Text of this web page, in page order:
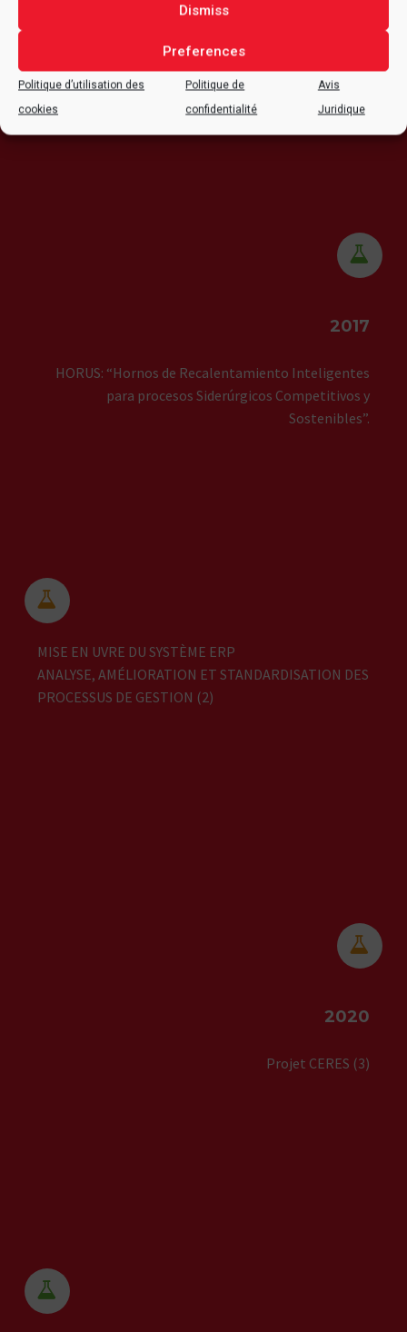
Dismiss
Preferences
Politique d’utilisation des
cookies
Politique de
confidentialité
Avis
Juridique
2017
HORUS: “Hornos de Recalentamiento Inteligentes
para procesos Siderúrgicos Competitivos y
Sostenibles”.




MISE EN UVRE DU SYSTÈME ERP
ANALYSE, AMÉLIORATION ET STANDARDISATION DES
PROCESSUS DE GESTION (2)
2020
Projet CERES (3)



